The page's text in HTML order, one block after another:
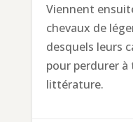
Viennent
chevaux de
desquels leurs
pour perdurer
littérature.